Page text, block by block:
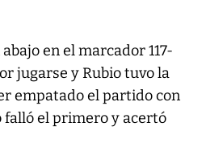
en el marcador 117-
jugarse y Rubio tuvo la
empatado el partido con
falló el primero y acertó